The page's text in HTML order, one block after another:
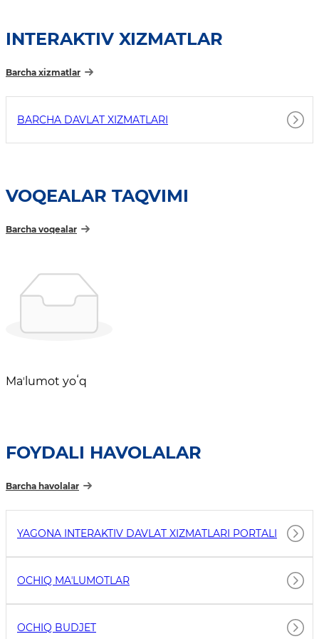
INTERAKTIV XIZMATLAR
Barcha xizmatlar
BARCHA DAVLAT XIZMATLARI
VOQEALAR TAQVIMI
Barcha voqealar
Maʼlumot yoʻq
FOYDALI HAVOLALAR
Barcha havolalar
YAGONA INTERAKTIV DAVLAT XIZMATLARI PORTALI
OCHIQ MAʼLUMOTLAR
OCHIQ BUDJET